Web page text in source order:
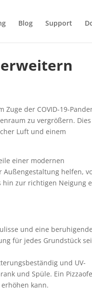
Blog Support
der COVID-19-
zu vergrößern. Dies
Luft und einem
einer modernen
Außengestaltung helfen,
hin zur richtigen Neigung
und eine
für jedes Grundstück
und UV-
und Spüle. Ein
kann.